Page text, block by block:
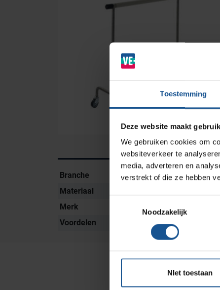
Toestemming
Deze website maakt
We gebruiken cookies om
websiteverkeer te
media, adverteren en
verstrekt of die ze hebben
Noodzakelijk
NIet toestaan
Branche
Ziekenhuizen en
Materiaal
Merk
VE-Systems
Voordelen
4 zwenkwielen Ø
Ziekenhuizen en klinieken
Zorginstellingen
Laboratoria
Cleanrooms
Afvalinzamelaars
Farmaceutische industrie
Solutions
RVS Werkplekinrichting
Modulaire Inrichtingssystemen
Opslagsystemen en
voorraadbeheer